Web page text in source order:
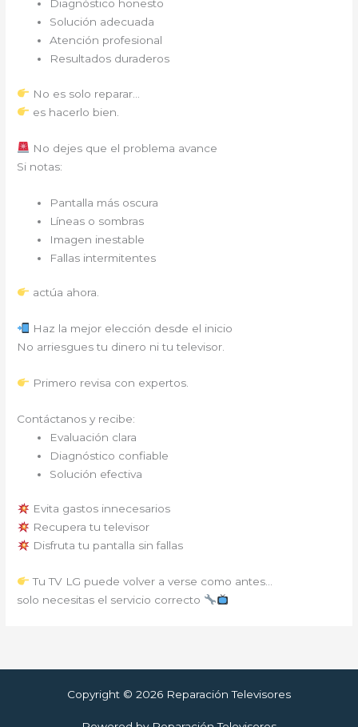
Diagnóstico honesto
Solución adecuada
Atención profesional
Resultados duraderos
No es solo reparar…
es hacerlo bien.
No dejes que el problema avance
Si notas:
Pantalla más oscura
Líneas o sombras
Imagen inestable
Fallas intermitentes
actúa ahora.
Haz la mejor elección desde el inicio
No arriesgues tu dinero ni tu televisor.
Primero revisa con expertos.
Contáctanos y recibe:
Evaluación clara
Diagnóstico confiable
Solución efectiva
Evita gastos innecesarios
Recupera tu televisor
Disfruta tu pantalla sin fallas
Tu TV LG puede volver a verse como antes…
solo necesitas el servicio correcto
Copyright © 2026 Reparación Televisores